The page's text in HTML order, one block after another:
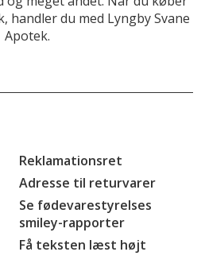
handler du med Lyngby Svane
Apotek.
Reklamationsret
Adresse til returvarer
Se fødevarestyrelses
smiley-rapporter
Få teksten læst højt